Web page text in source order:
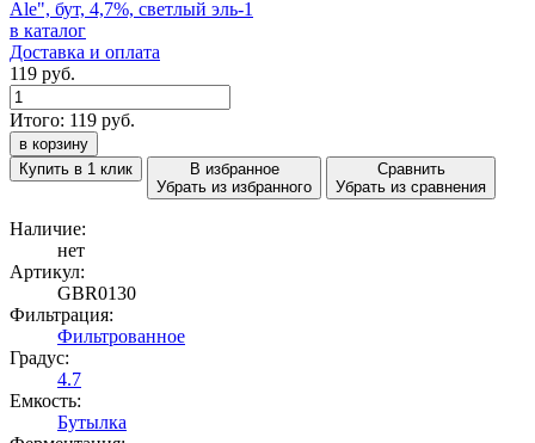
в каталог
Доставка и оплата
119 руб.
Итого: 119 руб.
в корзину
Купить в 1 клик
В избранное
Убрать из избранного
Сравнить
Убрать из сравнения
Наличие:
нет
Артикул:
GBR0130
Фильтрация:
Фильтрованное
Градус:
4.7
Емкость:
Бутылка